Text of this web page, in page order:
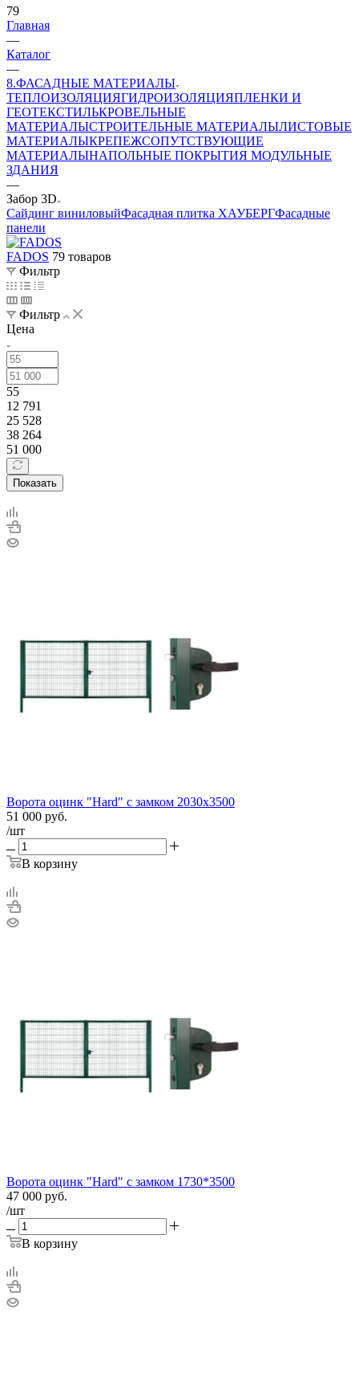
79
Главная
—
Каталог
—
8.ФАСАДНЫЕ МАТЕРИАЛЫ
ТЕПЛОИЗОЛЯЦИЯГИДРОИЗОЛЯЦИЯПЛЕНКИ И
ГЕОТЕКСТИЛЬКРОВЕЛЬНЫЕ
МАТЕРИАЛЫСТРОИТЕЛЬНЫЕ МАТЕРИАЛЫЛИСТОВЫЕ
МАТЕРИАЛЫКРЕПЕЖСОПУТСТВУЮЩИЕ
МАТЕРИАЛЫНАПОЛЬНЫЕ ПОКРЫТИЯ МОДУЛЬНЫЕ
ЗДАНИЯ
—
Забор 3D
Сайдинг виниловыйФасадная плитка ХАУБЕРГФасадные
панели
FADOS 79 товаров
Фильтр
Фильтр
Цена
55
12 791
25 528
38 264
51 000
Показать
Ворота оцинк "Hard" с замком 2030х3500
51 000 руб.
/шт
В корзину
Ворота оцинк "Hard" с замком 1730*3500
47 000 руб.
/шт
В корзину